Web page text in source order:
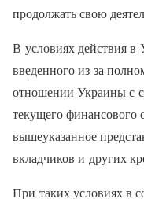
продолжать свою
В условиях действия в
введенного из-за
отношении Украины с
текущего
вышеуказанное
вкладчиков и других
При таких условиях в